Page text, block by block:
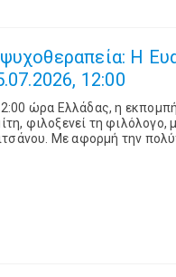
Η
12:00
ώρα Ελλάδας, η
φιλοξενεί τη φιλόλογο,
Με αφορμή την